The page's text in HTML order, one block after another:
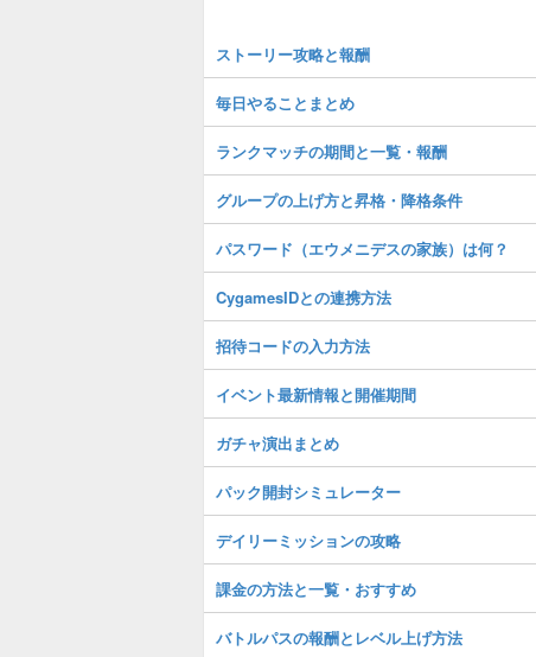
ストーリー攻略と報酬
毎日やることまとめ
ランクマッチの期間と一覧・報酬
グループの上げ方と昇格・降格条件
パスワード（エウメニデスの家族）は何？
CygamesIDとの連携方法
招待コードの入力方法
イベント最新情報と開催期間
ガチャ演出まとめ
パック開封シミュレーター
デイリーミッションの攻略
課金の方法と一覧・おすすめ
バトルパスの報酬とレベル上げ方法